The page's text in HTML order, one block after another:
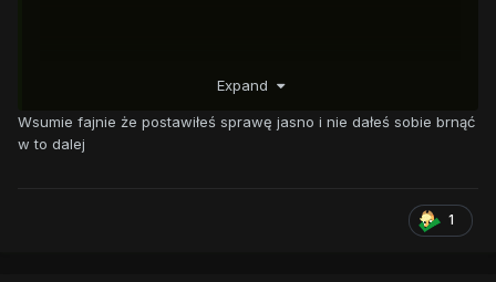
Expand
Wsumie fajnie że postawiłeś sprawę jasno i nie dałeś sobie brnąć
w to dalej
1